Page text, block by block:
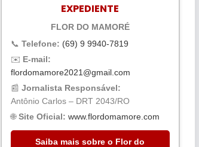
EXPEDIENTE
FLOR DO MAMORÉ
📞 Telefone: (69) 9 9940-7819
✉️ E-mail:
flordomamore2021@gmail.com
📰 Jornalista Responsável:
Antônio Carlos – DRT 2043/RO
🌐Site Oficial: www.flordomamore.com
Saiba mais sobre o Flor do